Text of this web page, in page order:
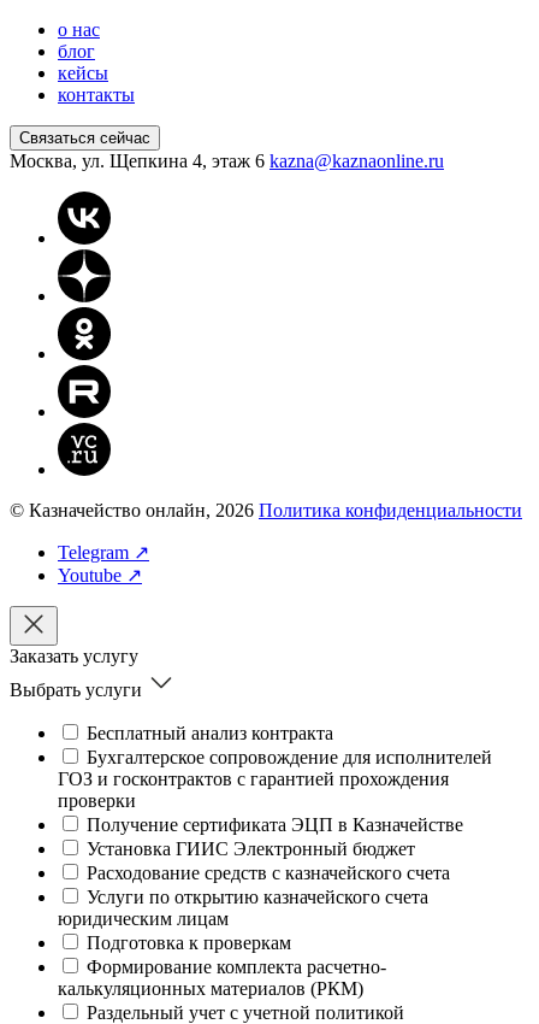
о нас
блог
кейсы
контакты
Связаться сейчас
Москва, ул. Щепкина 4, этаж 6 kazna@kaznaonline.ru
© Казначейство онлайн, 2026 Политика конфиденциальности
Telegram ↗
Youtube ↗
Заказать услугу
Выбрать услуги
Бесплатный анализ контракта
Бухгалтерское сопровождение для исполнителей
ГОЗ и госконтрактов с гарантией прохождения
проверки
Получение сертификата ЭЦП в Казначействе
Установка ГИИС Электронный бюджет
Расходование средств с казначейского счета
Услуги по открытию казначейского счета
юридическим лицам
Подготовка к проверкам
Формирование комплекта расчетно-
калькуляционных материалов (РКМ)
Раздельный учет с учетной политикой